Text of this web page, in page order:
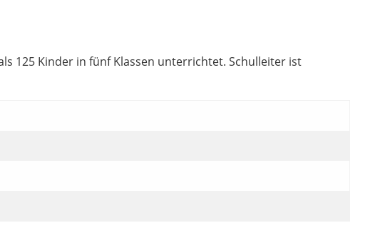
125 Kinder in fünf Klassen unterrichtet. Schulleiter ist